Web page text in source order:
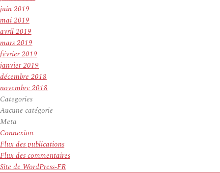
juin 2019
mai 2019
avril 2019
mars 2019
février 2019
janvier 2019
décembre 2018
novembre 2018
Categories
Aucune catégorie
Meta
Connexion
Flux des publications
Flux des commentaires
Site de WordPress-FR